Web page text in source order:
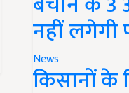
नहीं
News
किसानों के